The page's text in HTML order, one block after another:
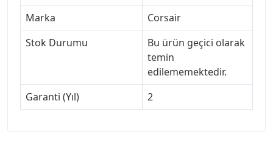
Marka
Corsair
Stok Durumu
Bu ürün geçici olarak
temin
edilememektedir.
Garanti (Yıl)
2